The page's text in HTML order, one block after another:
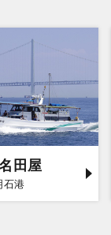
田屋
石港